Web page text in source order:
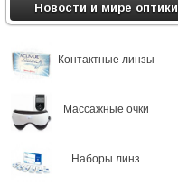
Новости и мире оптики
Контактные линзы
Массажные очки
Наборы линз